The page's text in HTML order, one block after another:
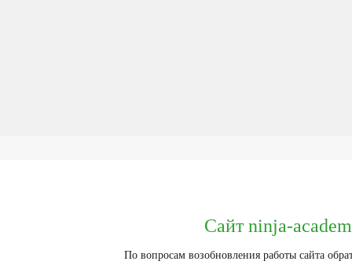
Сайт ninja-
По вопросам возобновления работы сайта